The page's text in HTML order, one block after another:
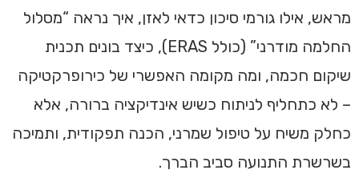
מראש, אילו גורמי סיכון כדאי לאזן, איך נראה “מסלול
החלמה מודרני” (כולל ERAS), כיצד בונים תכנית
שיקום חכמה, ומה מקומה האפשרי של כירופרקטיקה
– לא כתחליף לניתוח כשיש אינדיקציה ברורה, אלא
כחלק משיח על טיפול שמרני, הכנה תפקודית, ותמיכה
בשרשרת התנועה סביב הברך.